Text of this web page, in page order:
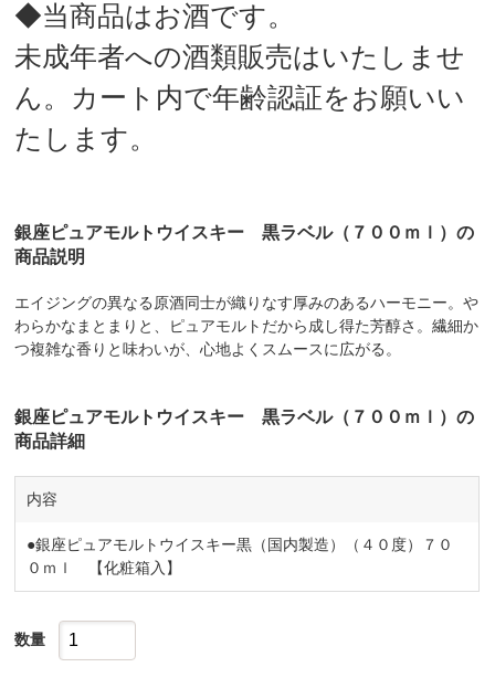
◆当商品はお酒です。
未成年者への酒類販売はいたしませ
ん。カート内で年齢認証をお願いい
たします。
銀座ピュアモルトウイスキー 黒ラベル（７００ｍｌ）の
商品説明
エイジングの異なる原酒同士が織りなす厚みのあるハーモニー。や
わらかなまとまりと、ピュアモルトだから成し得た芳醇さ。繊細か
つ複雑な香りと味わいが、心地よくスムースに広がる。
銀座ピュアモルトウイスキー 黒ラベル（７００ｍｌ）の
商品詳細
内容
●銀座ピュアモルトウイスキー黒（国内製造）（４０度）７０
０ｍｌ 【化粧箱入】
数量